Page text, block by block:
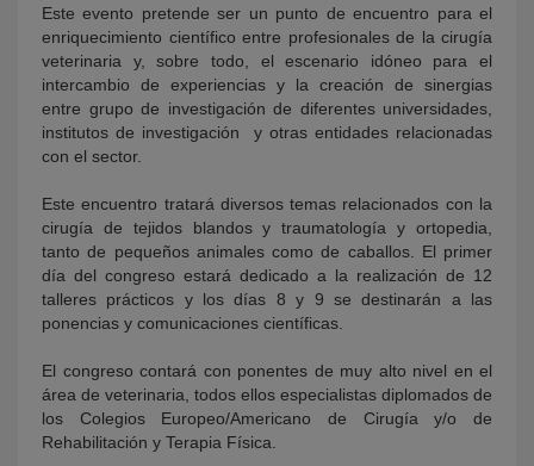
Este evento pretende ser un punto de encuentro para el
enriquecimiento científico entre profesionales de la cirugía
veterinaria y, sobre todo, el escenario idóneo para el
intercambio de experiencias y la creación de sinergias
entre grupo de investigación de diferentes universidades,
institutos de investigación y otras entidades relacionadas
con el sector.
Este encuentro tratará diversos temas relacionados con la
cirugía de tejidos blandos y traumatología y ortopedia,
tanto de pequeños animales como de caballos. El primer
día del congreso estará dedicado a la realización de 12
talleres prácticos y los días 8 y 9 se destinarán a las
ponencias y comunicaciones científicas.
El congreso contará con ponentes de muy alto nivel en el
área de veterinaria, todos ellos especialistas diplomados de
los Colegios Europeo/Americano de Cirugía y/o de
Rehabilitación y Terapia Física.